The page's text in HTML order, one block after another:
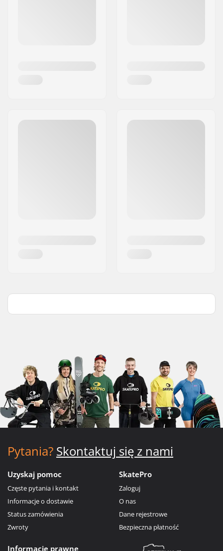
Pytania? Skontaktuj się z nami
Uzyskaj pomoc
Częste pytania i kontakt
Informacje o dostawie
Status zamówienia
Zwroty
SkatePro
Zaloguj
O nas
Dane rejestrowe
Bezpieczna płatność
Informacje prawne